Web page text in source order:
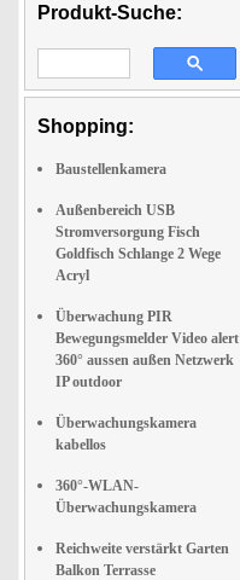
Produkt-Suche:
Shopping:
Baustellenkamera
Außenbereich USB
Stromversorgung Fisch
Goldfisch Schlange 2 Wege
Acryl
Überwachung PIR
Bewegungsmelder Video alert
360° aussen außen Netzwerk
IP outdoor
Überwachungskamera
kabellos
360°-WLAN-
Überwachungskamera
Reichweite verstärkt Garten
Balkon Terrasse